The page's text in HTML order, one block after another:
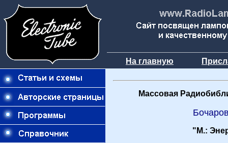
На главную
Массовая
"М.: